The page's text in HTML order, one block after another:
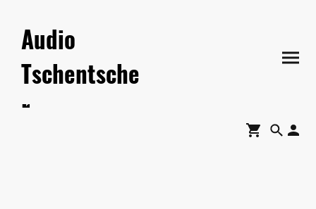
Audio
Tschentsche
r